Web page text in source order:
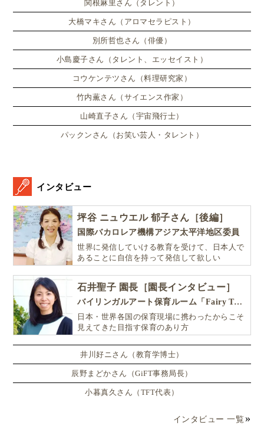
関根麻里さん（タレント）
大橋マキさん（アロマセラピスト）
別所哲也さん（俳優）
小島慶子さん（タレント、エッセイスト）
コウケンテツさん（料理研究家）
竹内薫さん（サイエンス作家）
山崎直子さん（宇宙飛行士）
パックンさん（お笑い芸人・タレント）
インタビュー
坪谷 ニュウエル 郁子さん［後編］
国際バカロレア機構アジア太平洋地区委員
世界に発信していける教育を受けて、日本人で
あることに自信を持って発信して欲しい
石井聖子 園長［園長インタビュー］
バイリンガルアート保育ルーム「Fairy Tale（フェアリーテイル）」
日本・世界各国の保育現場に携わったからこそ
見えてきた目指す保育のあり方
井川好ニさん（教育学博士）
辰野まどかさん（GiFT事務局長）
小暮真久さん（TFT代表）
インタビュー 一覧